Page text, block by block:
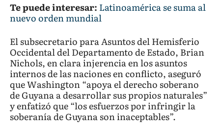
Te puede interesar: Latinoamérica se suma al
nuevo orden mundial
El subsecretario para Asuntos del Hemisferio
Occidental del Departamento de Estado, Brian
Nichols, en clara injerencia en los asuntos
internos de las naciones en conflicto, aseguró
que Washington “apoya el derecho soberano
de Guyana a desarrollar sus propios naturales”
y enfatizó que “los esfuerzos por infringir la
soberanía de Guyana son inaceptables”.